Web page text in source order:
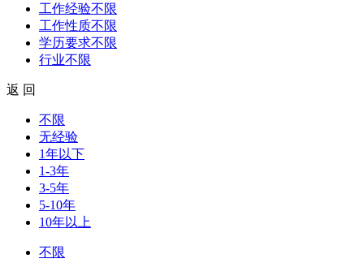
工作经验不限
工作性质不限
学历要求不限
行业不限
返 回
不限
无经验
1年以下
1-3年
3-5年
5-10年
10年以上
不限